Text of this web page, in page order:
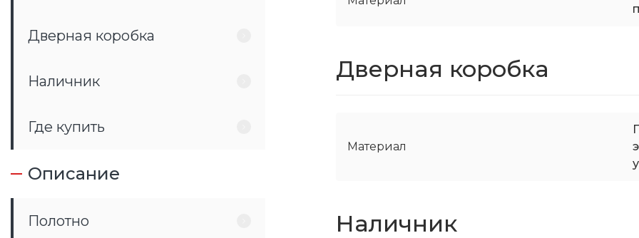
Дверная коробка
Наличник
Где купить
Описание
Полотно
Дверная коробка
Материал
Наличник